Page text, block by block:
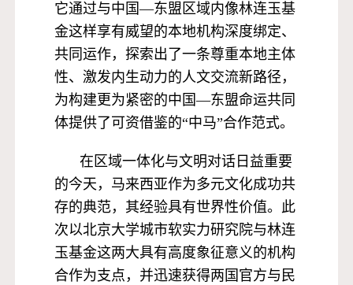
它通过与中国—东盟区域内像林连玉基
金这样享有威望的本地机构深度绑定、
共同运作，探索出了一条尊重本地主体
性、激发内生动力的人文交流新路径，
为构建更为紧密的中国—东盟命运共同
体提供了可资借鉴的“中马”合作范式。
在区域一体化与文明对话日益重要
的今天，马来西亚作为多元文化成功共
存的典范，其经验具有世界性价值。此
次以北京大学城市软实力研究院与林连
玉基金这两大具有高度象征意义的机构
合作为支点，并迅速获得两国官方与民